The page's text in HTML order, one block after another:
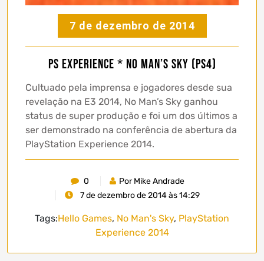
7 de dezembro de 2014
PS Experience * No Man’s Sky (PS4)
Cultuado pela imprensa e jogadores desde sua
revelação na E3 2014, No Man’s Sky ganhou
status de super produção e foi um dos últimos a
ser demonstrado na conferência de abertura da
PlayStation Experience 2014.
0
Por Mike Andrade
7 de dezembro de 2014 às 14:29
Tags:Hello Games, No Man's Sky, PlayStation
Experience 2014